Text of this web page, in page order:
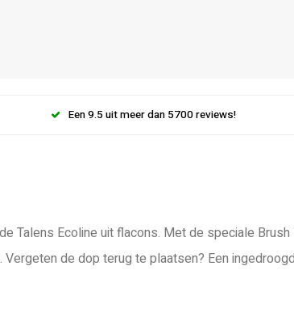
Een 9.5 uit meer dan 5700 reviews!
Talens Ecoline uit flacons. Met de speciale
de dop terug te plaatsen? Een